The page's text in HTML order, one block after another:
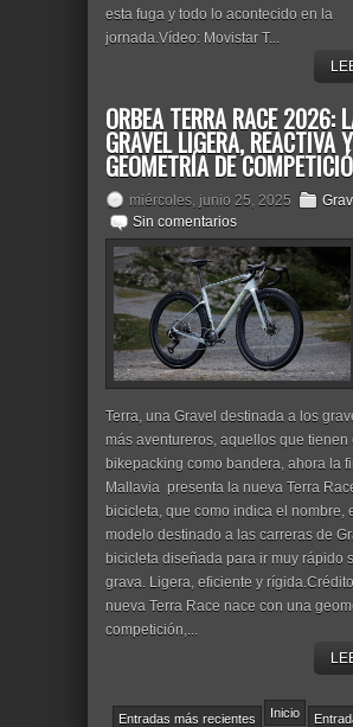
esta fuga y todo lo acontecido en la
jornada.Vídeo: Movistar T...
ORBEA TERRA RACE 2026:
GRAVEL LIGERA, REACTIVA
GEOMETRÍA DE
miércoles, junio 25, 2025
Sin comentarios
Terra, una Gravel destinada a los
más aventureros, aquellos que tienen
bikepacking como bandera, ahora la
Mallavia presenta la nueva Terra
bicicleta, que como indica el nombre,
modelo destinado a las carreras de
bicicleta diseñada para ir muy rápido
grava. Ligera, eficiente y
nueva Terra Race nace con una
competición,...
Entradas más recientes Inicio